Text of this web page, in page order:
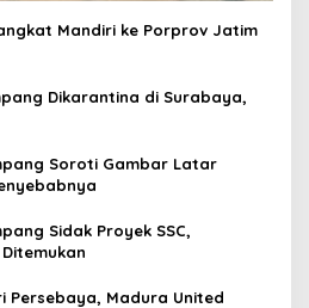
Mandiri ke Porprov Jatim
Dikarantina di Surabaya,
Soroti Gambar Latar
Sidak Proyek SSC,
Persebaya, Madura United